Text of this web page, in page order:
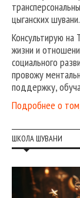
цыганских шувани.
Консультирую на
жизни и
социального
провожу
поддержку,
Подробнее о
ШКОЛА ШУВАНИ